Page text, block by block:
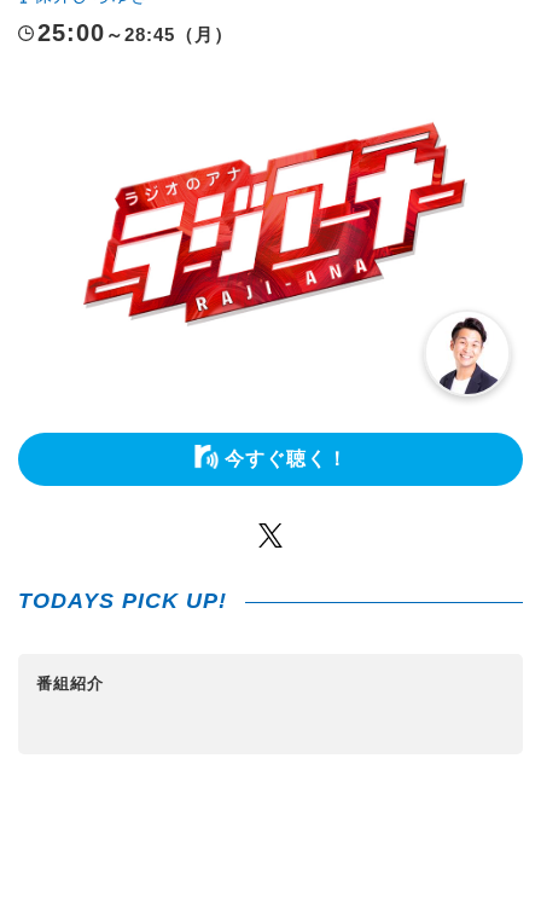
25:00 ～28:45（月）
今すぐ聴く！
TODAYS PICK UP!
番組紹介